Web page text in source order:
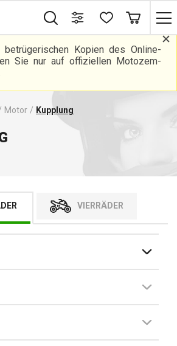
Kopien des Online-
Sie nur auf offiziellen Motozem-
Motor / Kupplung
VIERRÄDER